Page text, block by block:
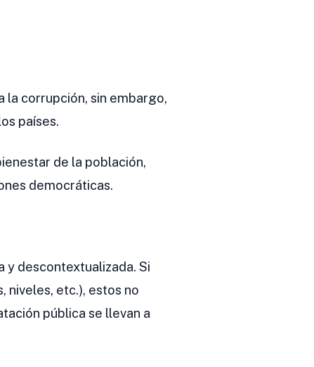
la corrupción, sin embargo,
países.
de la población,
democráticas.
y descontextualizada. Si
niveles, etc.), estos no
pública se llevan a